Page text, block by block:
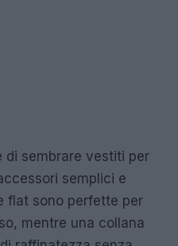
di sembrare vestiti per
semplici e
flat sono perfette per
mentre una collana